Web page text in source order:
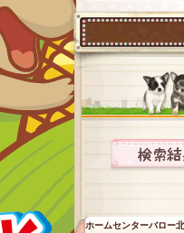
ホームセンターバロー